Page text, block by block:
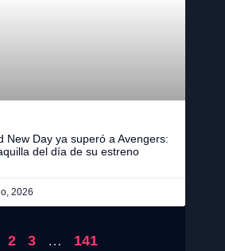
New Day ya superó a Avengers:
del día de su estreno
2026
2 3 … 141